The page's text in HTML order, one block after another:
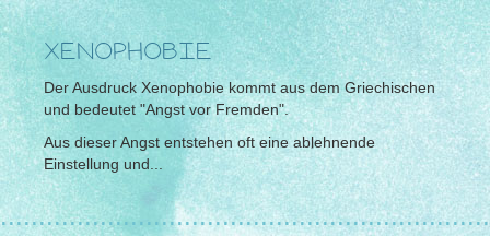
XENOPHOBIE
Der Ausdruck Xenophobie kommt aus dem Griechischen
und bedeutet "Angst vor Fremden".
Aus dieser Angst entstehen oft eine ablehnende
Einstellung und...